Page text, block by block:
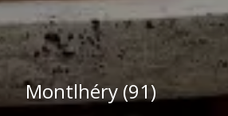
Montlhéry (91)